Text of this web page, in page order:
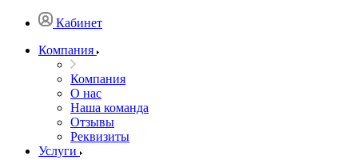
Кабинет
Компания
Компания
О нас
Наша команда
Отзывы
Реквизиты
Услуги